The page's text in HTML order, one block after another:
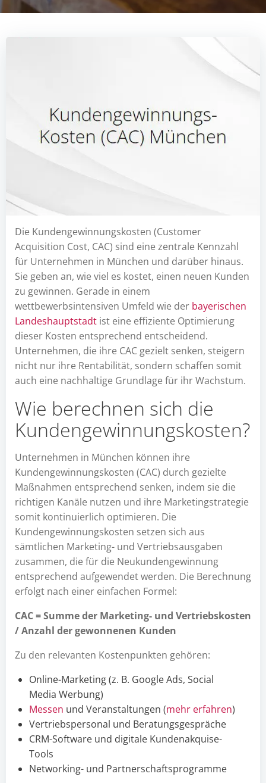
Die Kundengewinnungskosten (Customer
Acquisition Cost, CAC) sind eine zentrale Kennzahl
für Unternehmen in München und darüber hinaus.
Sie geben an, wie viel es kostet, einen neuen Kunden
zu gewinnen. Gerade in einem
wettbewerbsintensiven Umfeld wie der bayerischen
Landeshauptstadt ist eine effiziente Optimierung
dieser Kosten entsprechend entscheidend.
Unternehmen, die ihre CAC gezielt senken, steigern
nicht nur ihre Rentabilität, sondern schaffen somit
auch eine nachhaltige Grundlage für ihr Wachstum.
Wie berechnen sich die
Kundengewinnungskosten?
Unternehmen in München können ihre
Kundengewinnungskosten (CAC) durch gezielte
Maßnahmen entsprechend senken, indem sie die
richtigen Kanäle nutzen und ihre Marketingstrategie
somit kontinuierlich optimieren. Die
Kundengewinnungskosten setzen sich aus
sämtlichen Marketing- und Vertriebsausgaben
zusammen, die für die Neukundengewinnung
entsprechend aufgewendet werden. Die Berechnung
erfolgt nach einer einfachen Formel:
CAC = Summe der Marketing- und Vertriebskosten
/ Anzahl der gewonnenen Kunden
Zu den relevanten Kostenpunkten gehören:
Online-Marketing (z. B. Google Ads, Social
Media Werbung)
Messen und Veranstaltungen (mehr erfahren)
Vertriebspersonal und Beratungsgespräche
CRM-Software und digitale Kundenakquise-
Tools
Networking- und Partnerschaftsprogramme